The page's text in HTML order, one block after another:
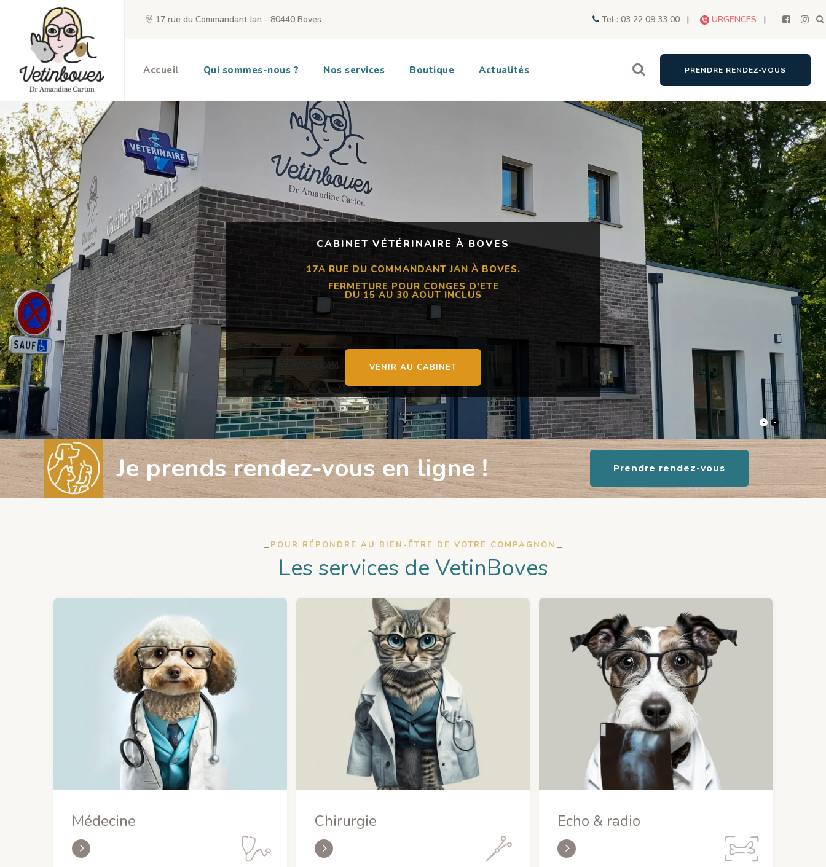
17 rue du Commandant Jan - 80440 Boves Tel : 03 22 09 33 00 | URGENCES |
Accueil Qui sommes-nous ? Nos services Boutique Actualités PRENDRE RENDEZ-VOUS
17A RUE DU COMMANDANT JAN À BOVES.
FERMETURE POUR CONGES D'ETE
DU 15 AU 30 AOUT INCLUS
CABINET VÉTÉRINAIRE À BOVES
VENIR AU CABINET
Je prends rendez-vous en ligne ! Prendre rendez-vous
POUR RÉPONDRE AU BIEN-ÊTRE DE VOTRE COMPAGNON
Les services de VetinBoves
Médecine Chirurgie Echo & radio